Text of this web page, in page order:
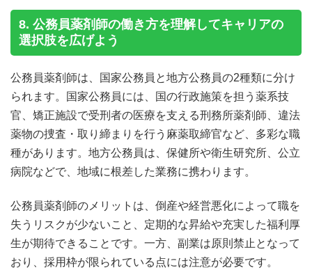
8. 公務員薬剤師の働き方を理解してキャリアの
選択肢を広げよう
公務員薬剤師は、国家公務員と地方公務員の2種類に分け
られます。国家公務員には、国の行政施策を担う薬系技
官、矯正施設で受刑者の医療を支える刑務所薬剤師、違法
薬物の捜査・取り締まりを行う麻薬取締官など、多彩な職
種があります。地方公務員は、保健所や衛生研究所、公立
病院などで、地域に根差した業務に携わります。
公務員薬剤師のメリットは、倒産や経営悪化によって職を
失うリスクが少ないこと、定期的な昇給や充実した福利厚
生が期待できることです。一方、副業は原則禁止となって
おり、採用枠が限られている点には注意が必要です。